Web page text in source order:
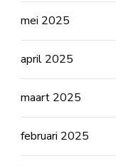
mei 2025
april 2025
maart 2025
februari 2025